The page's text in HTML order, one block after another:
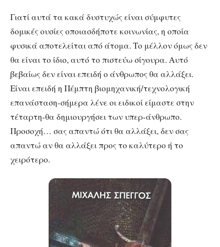
Γιατί αυτά τα κακά δυστυχώς είναι σύμφυτες
δομικές ουσίες οποιασδήποτε κοινωνίας, η οποία
φυσικά αποτελείται από άτομα. Το μέλλον όμως δεν
θα είναι το ίδιο, αυτό το πιστεύω σίγουρα. Αυτό
βεβαίως δεν είναι επειδή ο άνθρωπος θα αλλάξει.
Είναι επειδή η Πέμπτη βιομηχανική/τεχνολογική
επανάσταση-σήμερα λένε οι ειδικοί είμαστε στην
τέταρτη-θα δημιουργήσει των υπερ-άνθρωπο.
Προσοχή… σας απαντώ ότι θα αλλάξει, δεν σας
απαντώ αν θα αλλάξει προς το καλύτερο ή το
χειρότερο.